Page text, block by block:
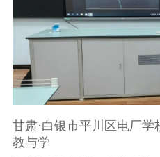
甘肃·白银市平川区电厂
教与学